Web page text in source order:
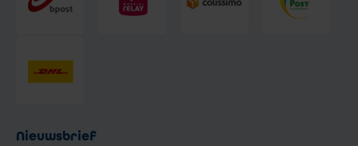
Nieuwsbrief